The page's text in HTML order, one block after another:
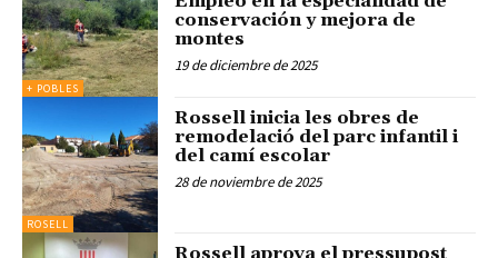
+ POBLES
conservación y mejora de
montes
19 de diciembre de 2025
ROSELL
Rossell inicia les obres de
remodelació del parc infantil i
del camí escolar
28 de noviembre de 2025